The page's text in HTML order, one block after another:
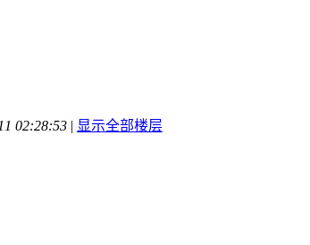
02:28:53 | 显示全部楼层